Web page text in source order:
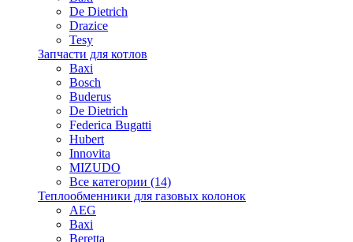
De Dietrich
Drazice
Tesy
Запчасти для котлов
Baxi
Bosch
Buderus
De Dietrich
Federica Bugatti
Hubert
Innovita
MIZUDO
Все категории (14)
Теплообменники для газовых колонок
AEG
Baxi
Beretta